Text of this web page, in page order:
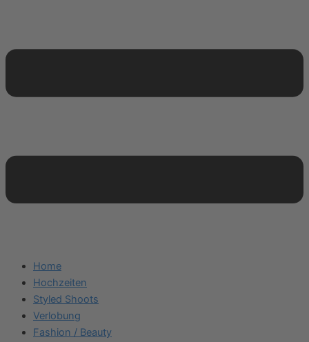
Home
Hochzeiten
Styled Shoots
Verlobung
Fashion / Beauty